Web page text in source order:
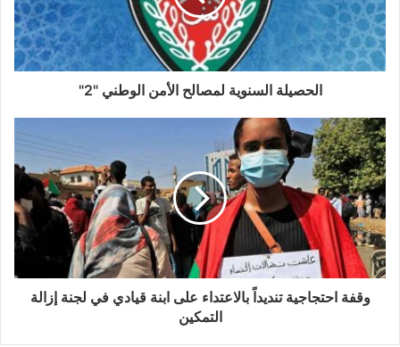
الحصيلة السنوية لمصالح الأمن الوطني "2"
وقفة احتجاجية تنديداً بالاعتداء على ابنة قيادي في لجنة إزالة
التمكين